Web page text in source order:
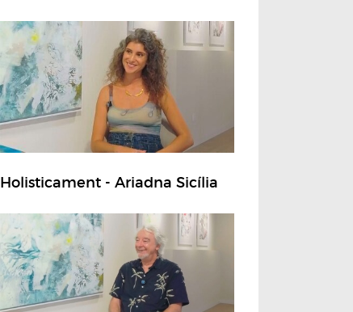
Holisticament - Ariadna Sicília